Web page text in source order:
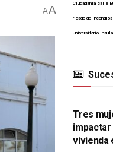
AA
Ciudadanía calle
riesgo de
Universitario
SUCESOS
Tres
vivienda